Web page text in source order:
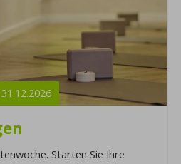
31.12.2026
Starten Sie Ihre